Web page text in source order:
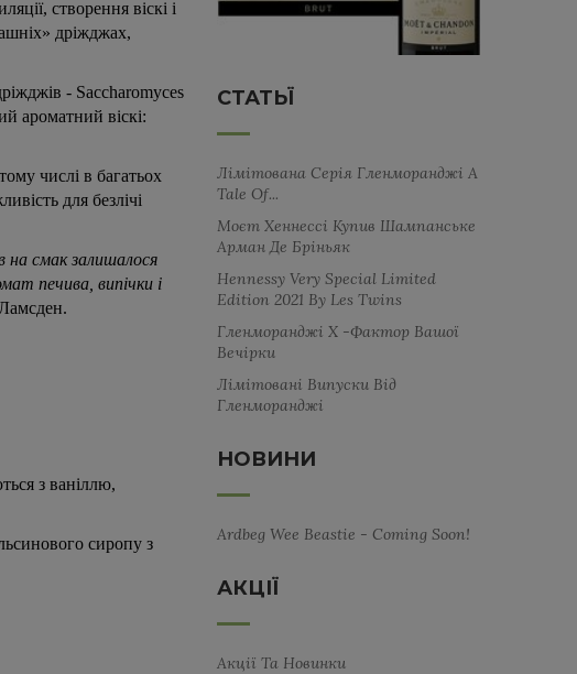
створення віскі і
дріжджах,
- Saccharomyces
ароматний віскі:
числі в багатьох
для безлічі
на смак залишалося
печива, випічки і
з ваніллю,
сиропу з
СТАТЬЇ
Лімітована Серія Гленморанджі A
Tale Of...
Моєт Хеннессі Купив Шампанське
Арман Де Бріньяк
Hennessy Very Special Limited
Edition 2021 By Les Twins
Гленморанджі Х -фактор Вашої
Вечірки
Лімітовані Випуски Від
Гленморанджі
НОВИНИ
Ardbeg Wee Beastie - Coming Soon!
АКЦІЇ
Акції Та Новинки